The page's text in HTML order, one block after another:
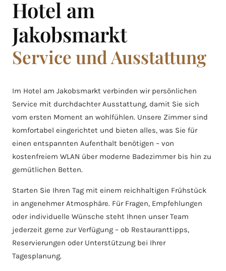
Hotel am
Jakobsmarkt
Service und Ausstattung
Im Hotel am Jakobsmarkt verbinden wir persönlichen
Service mit durchdachter Ausstattung, damit Sie sich
vom ersten Moment an wohlfühlen. Unsere Zimmer sind
komfortabel eingerichtet und bieten alles, was Sie für
einen entspannten Aufenthalt benötigen – von
kostenfreiem WLAN über moderne Badezimmer bis hin zu
gemütlichen Betten.
Starten Sie Ihren Tag mit einem reichhaltigen Frühstück
in angenehmer Atmosphäre. Für Fragen, Empfehlungen
oder individuelle Wünsche steht Ihnen unser Team
jederzeit gerne zur Verfügung – ob Restauranttipps,
Reservierungen oder Unterstützung bei Ihrer
Tagesplanung.